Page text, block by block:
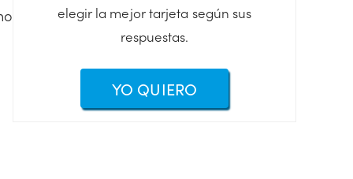
elegir la mejor tarjeta según sus
respuestas.
YO QUIERO